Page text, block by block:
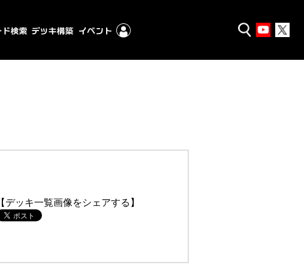
【デッキ一覧画像をシェアする】